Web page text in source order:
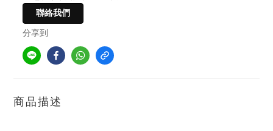
聯絡我們
分享到
商品描述